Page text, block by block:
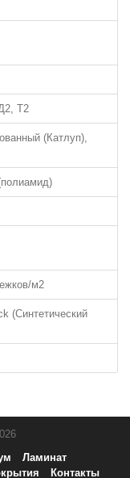
Т2
(Катлуп),
м2
(Синтетический
Ламинат
Контакты